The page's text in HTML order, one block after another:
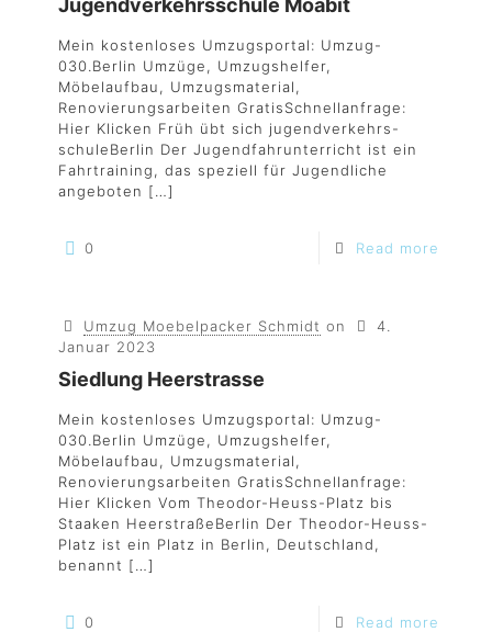
Jugendverkehrsschule Moabit
Mein kostenloses Umzugsportal: Umzug-
030.Berlin Umzüge, Umzugshelfer,
Möbelaufbau, Umzugsmaterial,
Renovierungsarbeiten GratisSchnellanfrage:
Hier Klicken Früh übt sich jugendverkehrs-
schuleBerlin Der Jugendfahrunterricht ist ein
Fahrtraining, das speziell für Jugendliche
angeboten […]
0 Read more
Umzug Moebelpacker Schmidt on
4.
Januar 2023
Siedlung Heerstrasse
Mein kostenloses Umzugsportal: Umzug-
030.Berlin Umzüge, Umzugshelfer,
Möbelaufbau, Umzugsmaterial,
Renovierungsarbeiten GratisSchnellanfrage:
Hier Klicken Vom Theodor-Heuss-Platz bis
Staaken HeerstraßeBerlin Der Theodor-Heuss-
Platz ist ein Platz in Berlin, Deutschland,
benannt […]
0 Read more